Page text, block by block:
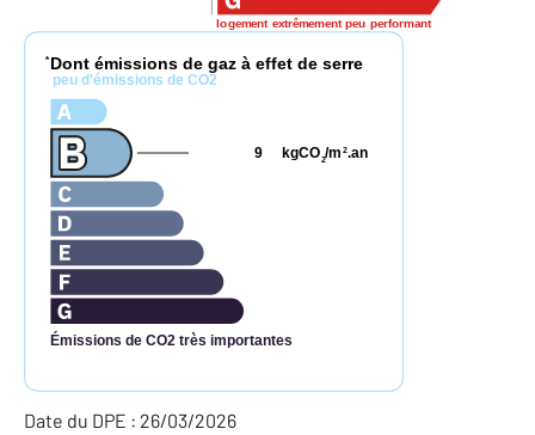
logement extrêmement peu performant
* Dont émissions de gaz à effet de serre
peu d'émissions de CO2
Émissions de CO2 très importantes
kgCO2/m 2.an
9
Date du DPE : 26/03/2026